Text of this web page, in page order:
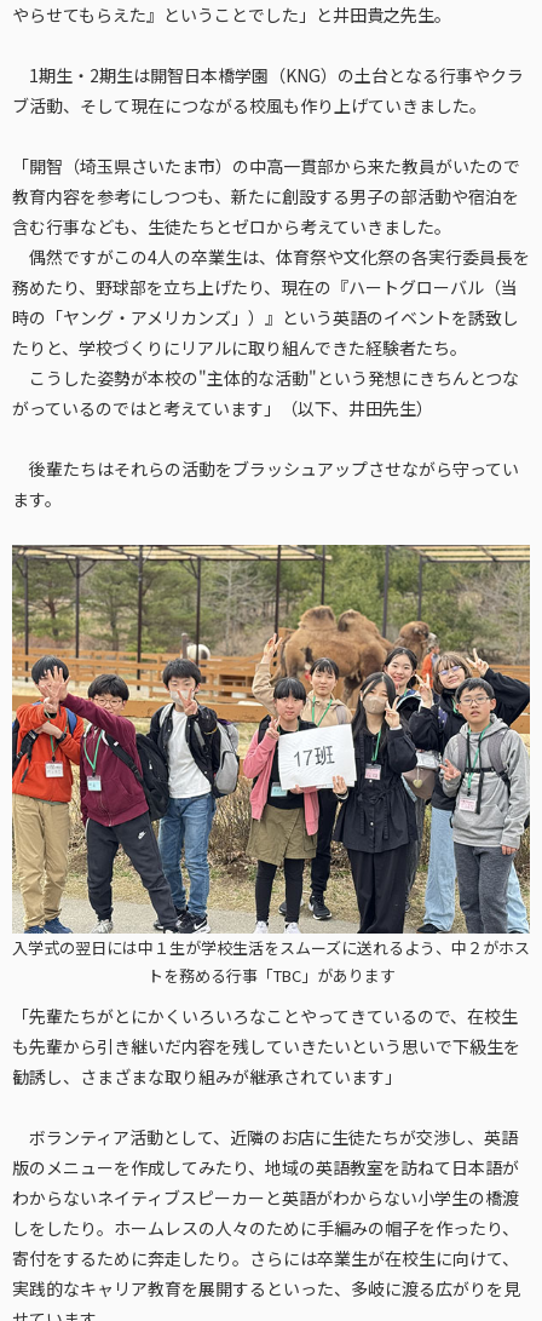
やらせてもらえた』ということでした」と井田貴之先生。
1期生・2期生は開智日本橋学園（KNG）の土台となる行事やクラ
ブ活動、そして現在につながる校風も作り上げていきました。
「開智（埼玉県さいたま市）の中高一貫部から来た教員がいたので
教育内容を参考にしつつも、新たに創設する男子の部活動や宿泊を
含む行事なども、生徒たちとゼロから考えていきました。
偶然ですがこの4人の卒業生は、体育祭や文化祭の各実行委員長を
務めたり、野球部を立ち上げたり、現在の『ハートグローバル（当
時の「ヤング・アメリカンズ」）』という英語のイベントを誘致し
たりと、学校づくりにリアルに取り組んできた経験者たち。
こうした姿勢が本校の"主体的な活動"という発想にきちんとつな
がっているのではと考えています」（以下、井田先生）
後輩たちはそれらの活動をブラッシュアップさせながら守ってい
ます。
入学式の翌日には中１生が学校生活をスムーズに送れるよう、中２がホス
トを務める行事「TBC」があります
「先輩たちがとにかくいろいろなことやってきているので、在校生
も先輩から引き継いだ内容を残していきたいという思いで下級生を
勧誘し、さまざまな取り組みが継承されています」
ボランティア活動として、近隣のお店に生徒たちが交渉し、英語
版のメニューを作成してみたり、地域の英語教室を訪ねて日本語が
わからないネイティブスピーカーと英語がわからない小学生の橋渡
しをしたり。ホームレスの人々のために手編みの帽子を作ったり、
寄付をするために奔走したり。さらには卒業生が在校生に向けて、
実践的なキャリア教育を展開するといった、多岐に渡る広がりを見